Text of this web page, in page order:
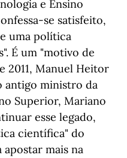
e Ensino
se satisfeito,
uma política
É um "motivo de
2011, Manuel Heitor
antigo ministro da
Superior, Mariano
esse legado,
científica" do
mais na